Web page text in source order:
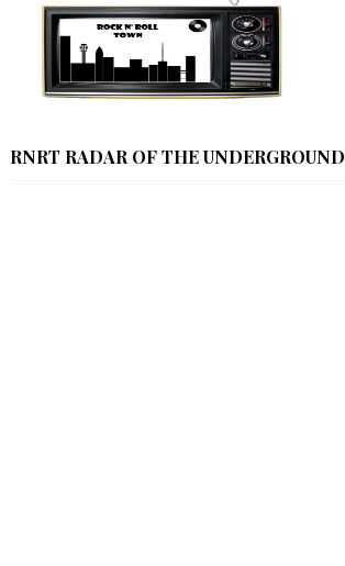
RNRT RADAR OF THE UNDERGROUND